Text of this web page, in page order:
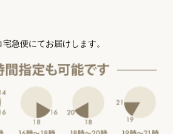
宅急便にてお届けします。